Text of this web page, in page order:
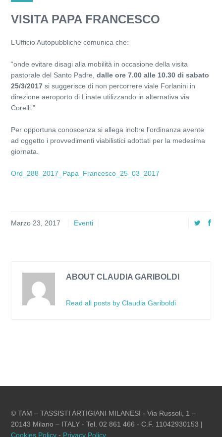
VISITA PAPA FRANCESCO
L’Ufficio Autopubbliche comunica che:
“onde evitare disagi alla mobilità in occasione della visita
pastorale del Santo Padre, dalle ore 7.00 alle 10.30 di sabato
25/3/2017 si suggerisce di non percorrere viale Forlanini in
direzione aeroporto di Linate utilizzando in alternativa via
Corelli.”
Per opportuna conoscenza si allega inoltre l’ordinanza avente
ad oggetto i provvedimenti viabilistici adottati per la medesima
giornata.
Ord_288_2017_Papa_Francesco_25_03_2017
Marzo 23, 2017 Eventi
ABOUT CLAUDIA GARIBOLDI
Read all posts by Claudia Gariboldi
© TAM – TASSISTI ARTIGIANI MILANESI - Via Russoli, 1 –
20143 Milano – ITALY - Tel. 02 861 466 - C.F. 11042930153 |
Cookies Policy - Privacy Policy